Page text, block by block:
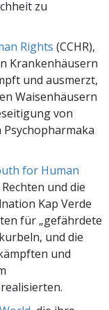
zu
Rights (CCHR),
Krankenhäusern
und ausmerzt,
Waisenhäusern
von
for Human
und die
Kap Verde
für „gefährdete
und die
und